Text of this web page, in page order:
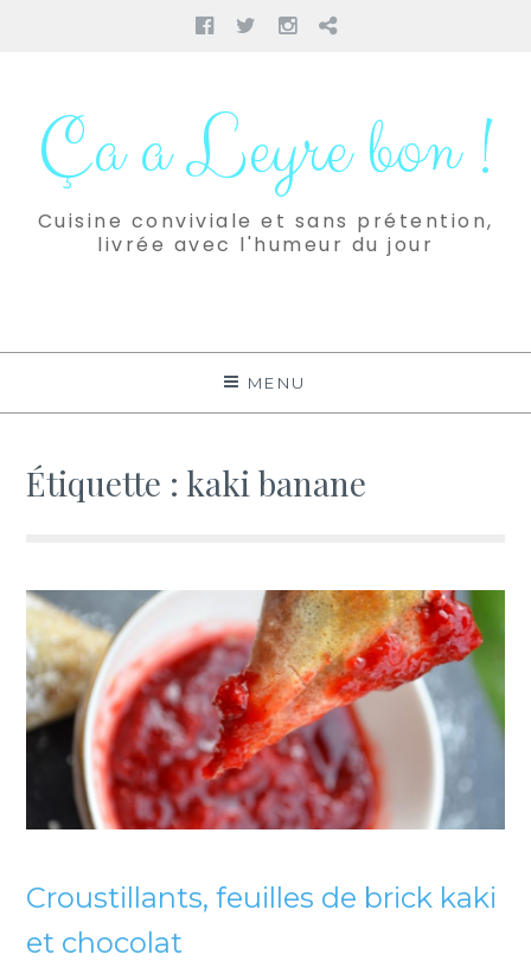
Facebook
TwitterInstagram
Pinterest
contenuÇa a Leyre bon !
Cuisine conviviale et sans prétention,
livrée avec l'humeur du jour
MENU
Étiquette : kaki banane
Croustillants, feuilles de brick kaki
et chocolat